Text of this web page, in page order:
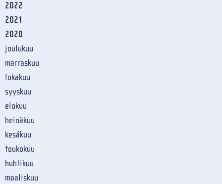
2022
2021
2020
joulukuu
marraskuu
lokakuu
syyskuu
elokuu
heinäkuu
kesäkuu
toukokuu
huhtikuu
maaliskuu